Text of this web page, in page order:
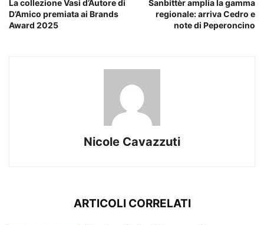
La collezione Vasi d’Autore di
D’Amico premiata ai Brands
Award 2025
Sanbittèr amplia la gamma
regionale: arriva Cedro e
note di Peperoncino
Nicole Cavazzuti
ARTICOLI CORRELATI